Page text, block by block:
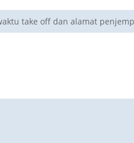
take off dan alamat